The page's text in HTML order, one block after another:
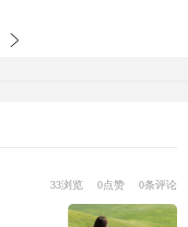
33浏览 0点赞 0条评论